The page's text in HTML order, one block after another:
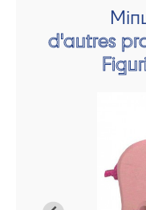
d'autres